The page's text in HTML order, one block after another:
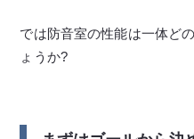
では防音室の性能は一体ど
ょうか?